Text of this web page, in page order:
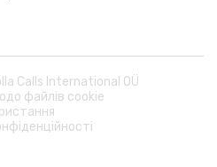
Calls International OÜ
файлів cookie